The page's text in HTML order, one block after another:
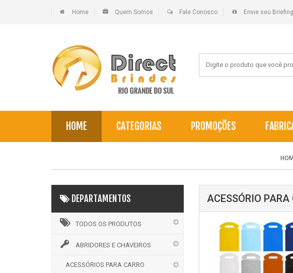
Home Quem Somos Fale Conosco Envie seu Briefing
HOME CATEGORIAS PROMOÇÕES
DEPARTAMENTOS
TODOS OS PRODUTOS
ABRIDORES E CHAVEIROS
ACESSÓRIOS PARA CARRO
ACESSÓRIO PARA